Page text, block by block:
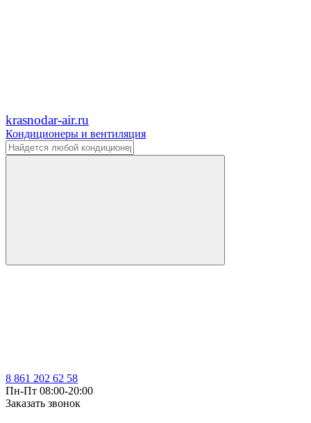
krasnodar-air.ru
Кондиционеры и вентиляция
8 861 202 62 58
Пн-Пт 08:00-20:00
Заказать звонок